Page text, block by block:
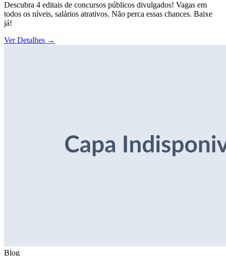
Descubra 4 editais de concursos públicos divulgados! Vagas em
todos os níveis, salários atrativos. Não perca essas chances. Baixe
já!
Ver Detalhes →
Blog